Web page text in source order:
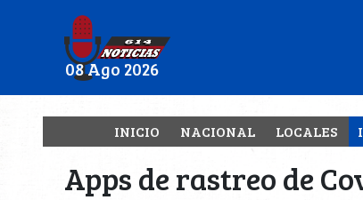
08 Ago 2026
INICIO NACIONAL LOCALES
Apps de rastreo de